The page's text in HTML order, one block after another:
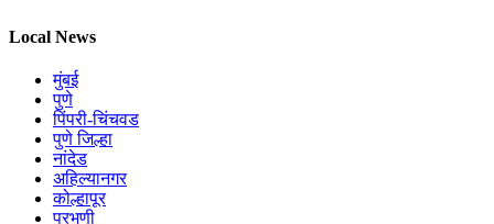
Local News
मुंबई
पुणे
पिंपरी-चिंचवड
पुणे जिल्हा
नांदेड
अहिल्यानगर
कोल्हापूर
परभणी